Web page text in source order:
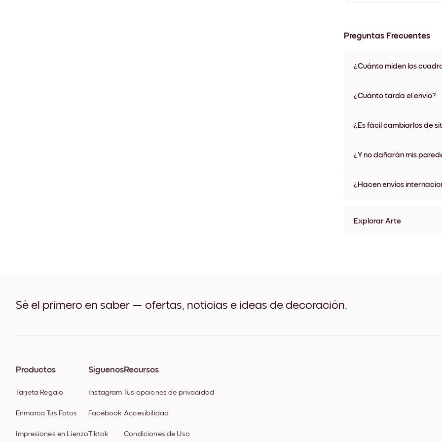
Preguntas Frecuentes
¿Cuánto miden los
materiales y colores de
¿Cuánto tarda el envío?
algunos países. Te
¿Es fácil cambiarlos de
¿Y no dañarán mis
¿Hacen envíos
Explorar Arte
Starry Night & A French
Sé el primero en saber — ofertas, noticias e ideas de decoración.
Productos
Tarjeta Regalo
Enmarca Tus Fotos
Impresiones en Lienzo
Síguenos
Instagram
Facebook
Tiktok
Recursos
Tus opciones de privacidad
Accesibilidad
Condiciones de Uso